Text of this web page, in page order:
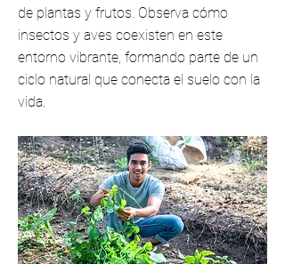
de plantas y frutos. Observa cómo
insectos y aves coexisten en este
entorno vibrante, formando parte de un
ciclo natural que conecta el suelo con la
vida.